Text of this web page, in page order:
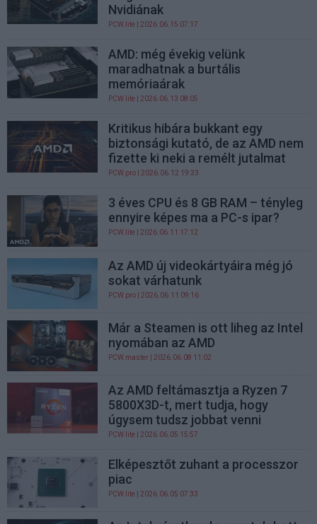
Nvidiának
PCW.lite | 2026.06.15 07:17
AMD: még évekig velünk
maradhatnak a burtális
memóriaárak
PCW.lite | 2026.06.13 08:05
Kritikus hibára bukkant egy
biztonsági kutató, de az AMD nem
fizette ki neki a remélt jutalmat
PCW.pro | 2026.06.12 19:33
3 éves CPU és 8 GB RAM – tényleg
ennyire képes ma a PC-s ipar?
PCW.lite | 2026.06.11 17:12
Az AMD új videokártyáira még jó
sokat várhatunk
PCW.pro | 2026.06.11 09:16
Már a Steamen is ott liheg az Intel
nyomában az AMD
PCW.master | 2026.06.08 11:02
Az AMD feltámasztja a Ryzen 7
5800X3D-t, mert tudja, hogy
úgysem tudsz jobbat venni
PCW.lite | 2026.06.05 15:57
Elképesztőt zuhant a processzor
piac
PCW.lite | 2026.06.05 07:33